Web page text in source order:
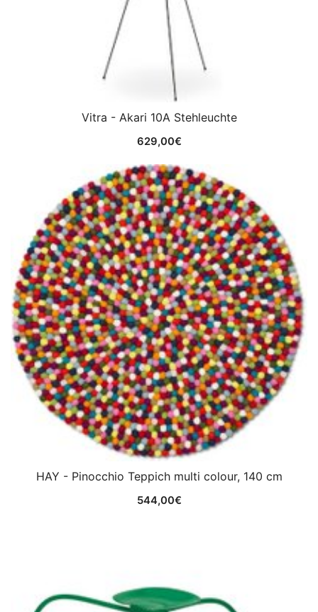
Vitra - Akari 10A Stehleuchte
629,00€
HAY - Pinocchio Teppich multi colour, 140 cm
544,00€